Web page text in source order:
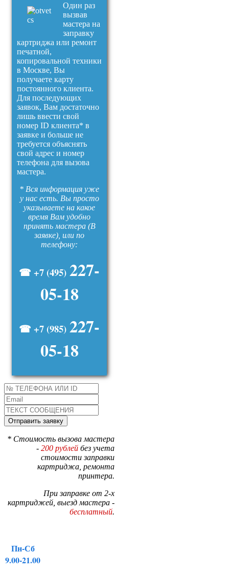
Один раз
вызвав
мастера на
заправку
картриджа или ремонт
печатной,
копировальной техники
в Москве, Вы
получаете карту
постоянного клиента.
Для последующих
заявок, Вам достаточно
лишь ввести свой
номер ID клиента* в
заявке и больше не
требуется объяснять
свой адрес и номер
телефона для вызова
мастера.
* Вся информация уже
у нас есть. Вы просто
указываете на какое
время Вам удобно
принять мастера (В
заявке), или по
телефону:
☎ +7 (495) 227-
05-18
☎ +7 (985) 227-
05-18
* Стоимость вызова мастера
- 200 рублей без учета
стоимости заправки
картриджа, ремонта
принтера.
При заправке от 2-х
картриджей, выезд мастера -
бесплатный.
Пн-Сб
9.00-21.00